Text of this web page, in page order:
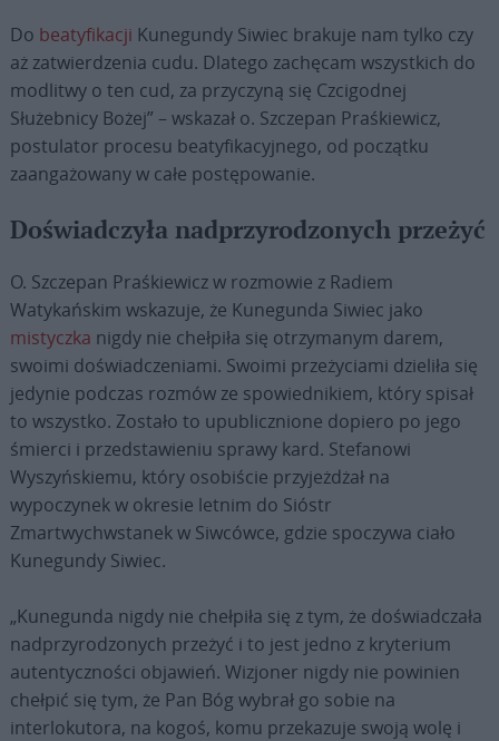
Do beatyfikacji Kunegundy Siwiec brakuje nam tylko czy
aż zatwierdzenia cudu. Dlatego zachęcam wszystkich do
modlitwy o ten cud, za przyczyną się Czcigodnej
Służebnicy Bożej” – wskazał o. Szczepan Praśkiewicz,
postulator procesu beatyfikacyjnego, od początku
zaangażowany w całe postępowanie.
Doświadczyła nadprzyrodzonych przeżyć
O. Szczepan Praśkiewicz w rozmowie z Radiem
Watykańskim wskazuje, że Kunegunda Siwiec jako
mistyczka nigdy nie chełpiła się otrzymanym darem,
swoimi doświadczeniami. Swoimi przeżyciami dzieliła się
jedynie podczas rozmów ze spowiednikiem, który spisał
to wszystko. Zostało to upublicznione dopiero po jego
śmierci i przedstawieniu sprawy kard. Stefanowi
Wyszyńskiemu, który osobiście przyjeżdżał na
wypoczynek w okresie letnim do Sióstr
Zmartwychwstanek w Siwcówce, gdzie spoczywa ciało
Kunegundy Siwiec.
„Kunegunda nigdy nie chełpiła się z tym, że doświadczała
nadprzyrodzonych przeżyć i to jest jedno z kryterium
autentyczności objawień. Wizjoner nigdy nie powinien
chełpić się tym, że Pan Bóg wybrał go sobie na
interlokutora, na kogoś, komu przekazuje swoją wolę i